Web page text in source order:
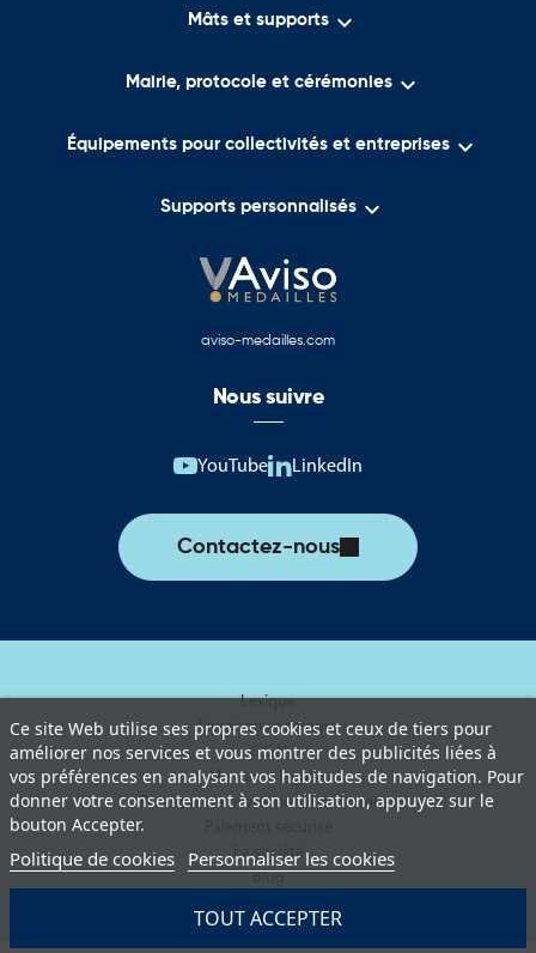
Mâts et supports 
Mairie, protocole et cérémonies 
Équipements pour collectivités et entreprises 
Supports personnalisés 
Ce site Web utilise ses propres cookies et ceux de tiers pour
améliorer nos services et vous montrer des publicités liées à
vos préférences en analysant vos habitudes de navigation. Pour
donner votre consentement à son utilisation, appuyez sur le
bouton Accepter.
Politique de cookies Personnaliser les cookies
TOUT ACCEPTER
aviso-medailles.com
Nous suivre
YouTube LinkedIn
Contactez-nous
Lexique
Livraison et retours
C.G.V
Mentions légales
Politique de protection des données
La société
Blog